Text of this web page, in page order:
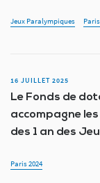
Jeux Paralympiques
16 JUILLET 2025
Le Fonds de
accompagne
des 1 an des
Paris 2024